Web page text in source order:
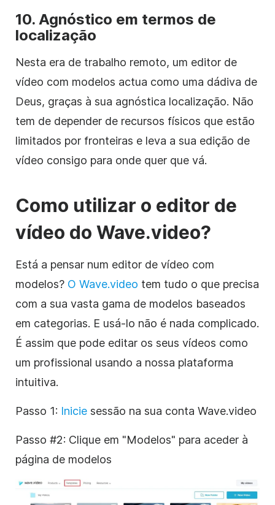
10. Agnóstico em termos de
localização
Nesta era de trabalho remoto, um editor de
vídeo com modelos actua como uma dádiva de
Deus, graças à sua agnóstica localização. Não
tem de depender de recursos físicos que estão
limitados por fronteiras e leva a sua edição de
vídeo consigo para onde quer que vá.
Como utilizar o editor de
vídeo do Wave.video?
Está a pensar num editor de vídeo com
modelos? O Wave.video tem tudo o que precisa
com a sua vasta gama de modelos baseados
em categorias. E usá-lo não é nada complicado.
É assim que pode editar os seus vídeos como
um profissional usando a nossa plataforma
intuitiva.
Passo 1: Inicie sessão na sua conta Wave.video
Passo #2: Clique em "Modelos" para aceder à
página de modelos